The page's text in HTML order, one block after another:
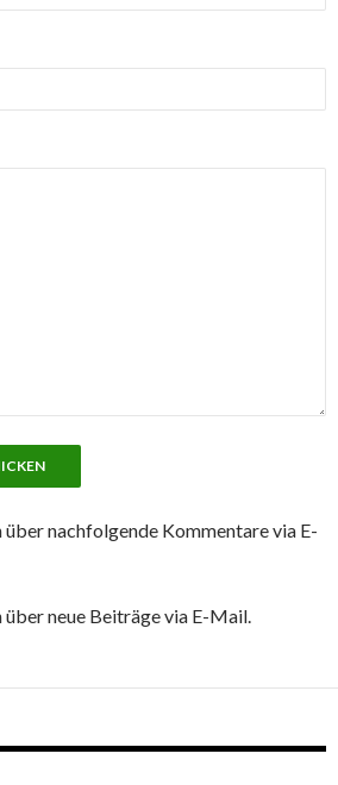
nachfolgende Kommentare via E-
neue Beiträge via E-Mail.